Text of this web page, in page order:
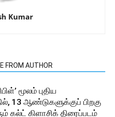
Kumar
FROM AUTHOR
மூலம் புதிய
13 ஆண்டுகளுக்குப் பிறகு
கல்ட் கிளாசிக் திரைப்படம்